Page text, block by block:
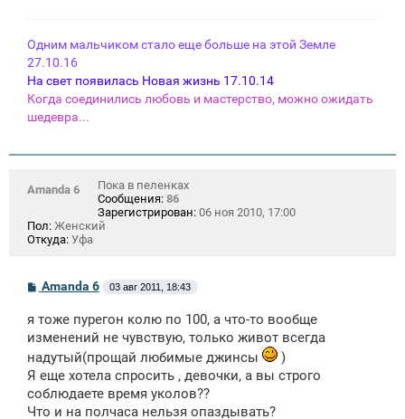
Одним мальчиком стало еще больше на этой Земле
27.10.16
На свет появилась Новая жизнь 17.10.14
Когда соединились любовь и мастерство, можно ожидать
шедевра...
Amanda 6
Пока в пеленках
Сообщения: 86
Зарегистрирован: 06 ноя 2010, 17:00
Пол: Женский
Откуда: Уфа
С
о
б
щ
н
и
Amanda 6 03 авг 2011, 18:43
я тоже пурегон колю по 100, а что-то вообще
изменений не чувствую, только живот всегда
надутый(прощай любимые джинсы
)
Я еще хотела спросить , девочки, а вы строго
соблюдаете время уколов??
Что и на полчаса нельзя опаздывать?